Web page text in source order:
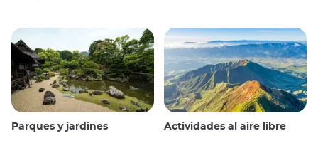
Parques y jardines Actividades al aire libre